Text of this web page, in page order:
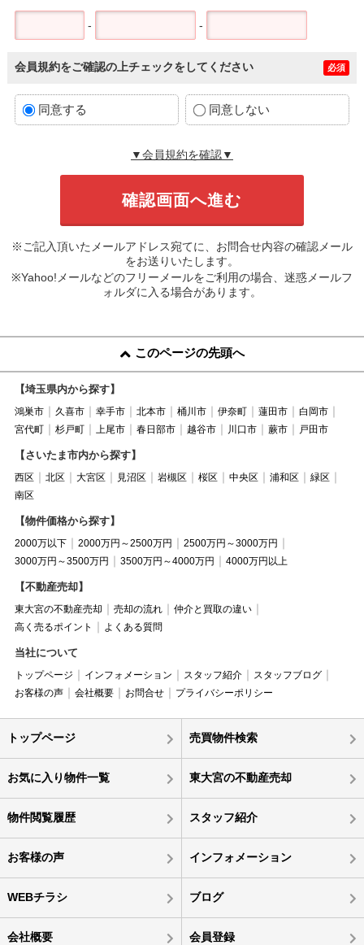
- -
会員規約をご確認の上チェックをしてください 必須
同意する 同意しない
▼会員規約を確認▼
※ご記入頂いたメールアドレス宛てに、お問合せ内容の確認メール
をお送りいたします。
※Yahoo!メールなどのフリーメールをご利用の場合、迷惑メールフ
ォルダに入る場合があります。
このページの先頭へ
【埼玉県内から探す】
鴻巣市 久喜市 幸手市 北本市 桶川市 伊奈町 蓮田市
白岡市
宮代町
杉戸町 上尾市 春日部市 越谷市 川口市 蕨市 戸田市
【さいたま市内から探す】
西区 北区 大宮区 見沼区 岩槻区 桜区 中央区 浦和区
緑区
南区
【物件価格から探す】
2000万以下 2000万円～2500万円
2500万円～3000万円
3000万円～3500万円
3500万円～4000万円 4000万円以上
【不動産売却】
東大宮の不動産売却 売却の流れ
仲介と買取の違い
高く売るポイント
よくある質問
当社について
トップページ インフォメーション スタッフ紹介
スタッフブログ
お客様の声
会社概要 お問合せ プライバシーポリシー
トップページ 売買物件検索
お気に入り物件一覧 東大宮の不動産売却
物件閲覧履歴 スタッフ紹介
お客様の声 インフォメーション
WEBチラシ ブログ
会社概要 会員登録